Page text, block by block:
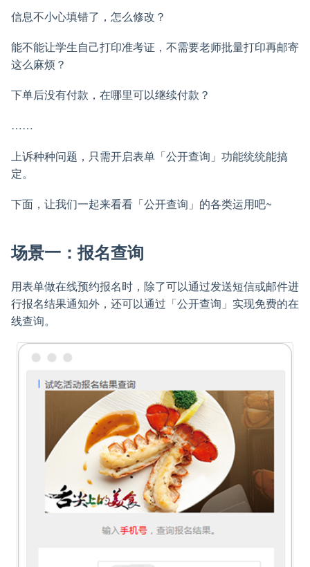
信息不小心填错了，怎么修改？
能不能让学生自己打印准考证，不需要老师批量打印再邮寄
这么麻烦？
下单后没有付款，在哪里可以继续付款？
……
上诉种种问题，只需开启表单「公开查询」功能统统能搞
定。
下面，让我们一起来看看「公开查询」的各类运用吧~
场景一：报名查询
用表单做在线预约报名时，除了可以通过发送短信或邮件进
行报名结果通知外，还可以通过「公开查询」实现免费的在
线查询。